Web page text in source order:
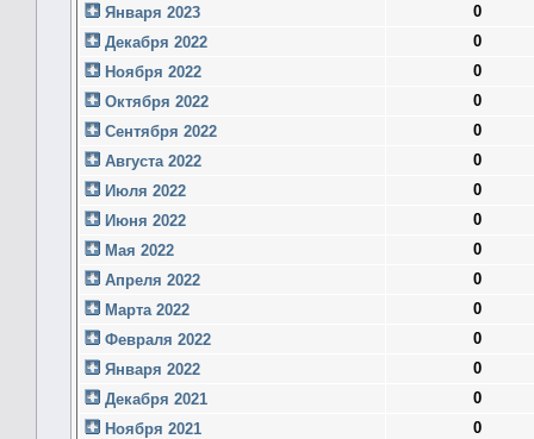
Января 2023
0
Декабря 2022
0
Ноября 2022
0
Октября 2022
0
Сентября 2022
0
Августа 2022
0
Июля 2022
0
Июня 2022
0
Мая 2022
0
Апреля 2022
0
Марта 2022
0
Февраля 2022
0
Января 2022
0
Декабря 2021
0
Ноября 2021
0